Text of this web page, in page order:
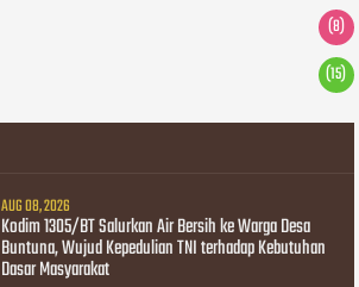
(8)
(15)
AUG 08, 2026
Kodim 1305/BT Salurkan Air Bersih ke Warga Desa
Buntuna, Wujud Kepedulian TNI terhadap Kebutuhan
Dasar Masyarakat